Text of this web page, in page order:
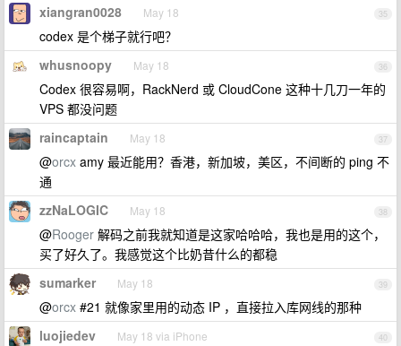
35
xiangran0028 May 18
codex 是个梯子就行吧？
36
whusnoopy May 18
Codex 很容易啊，RackNerd 或 CloudCone 这种十几刀一年的
VPS 都没问题
37
raincaptain May 18
@orcx amy 最近能用？香港，新加坡，美区，不间断的 ping 不
通
38
zzNaLOGIC May 18
@Rooger 解码之前我就知道是这家哈哈哈，我也是用的这个，
买了好久了。我感觉这个比奶昔什么的都稳
39
sumarker May 18
@orcx #21 就像家里用的动态 IP ，直接拉入库网线的那种
40
luojiedev May 18 via iPhone